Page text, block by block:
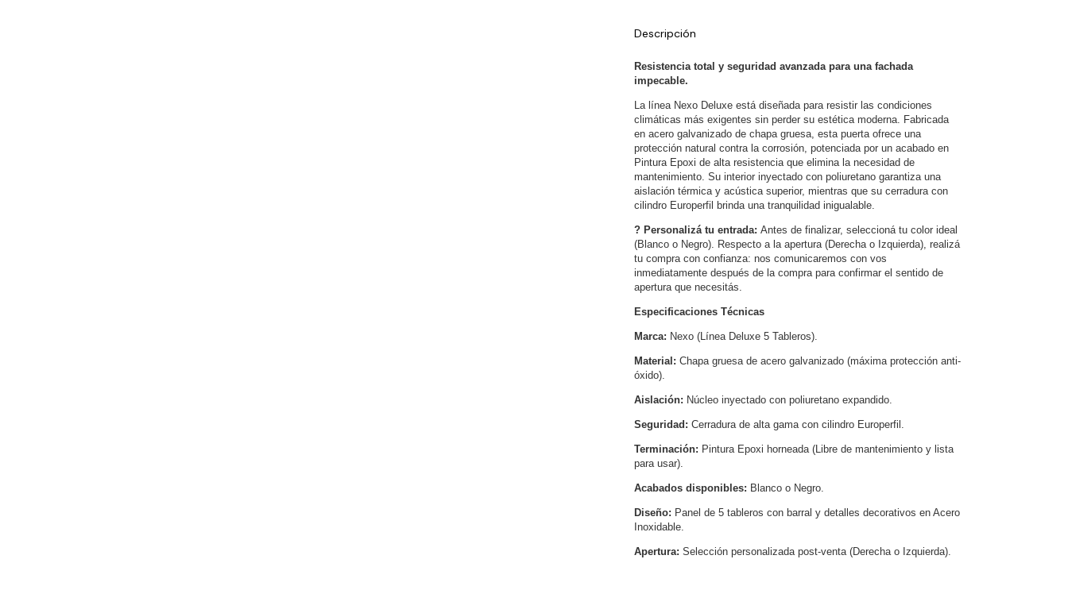
Descripción
Resistencia total y seguridad avanzada para una fachada
impecable.
La línea Nexo Deluxe está diseñada para resistir las condiciones
climáticas más exigentes sin perder su estética moderna. Fabricada
en acero galvanizado de chapa gruesa, esta puerta ofrece una
protección natural contra la corrosión, potenciada por un acabado en
Pintura Epoxi de alta resistencia que elimina la necesidad de
mantenimiento. Su interior inyectado con poliuretano garantiza una
aislación térmica y acústica superior, mientras que su cerradura con
cilindro Europerfil brinda una tranquilidad inigualable.
? Personalizá tu entrada: Antes de finalizar, seleccioná tu color ideal
(Blanco o Negro). Respecto a la apertura (Derecha o Izquierda), realizá
tu compra con confianza: nos comunicaremos con vos
inmediatamente después de la compra para confirmar el sentido de
apertura que necesitás.
Especificaciones Técnicas
Marca: Nexo (Línea Deluxe 5 Tableros).
Material: Chapa gruesa de acero galvanizado (máxima protección anti-
óxido).
Aislación: Núcleo inyectado con poliuretano expandido.
Seguridad: Cerradura de alta gama con cilindro Europerfil.
Terminación: Pintura Epoxi horneada (Libre de mantenimiento y lista
para usar).
Acabados disponibles: Blanco o Negro.
Diseño: Panel de 5 tableros con barral y detalles decorativos en Acero
Inoxidable.
Apertura: Selección personalizada post-venta (Derecha o Izquierda).